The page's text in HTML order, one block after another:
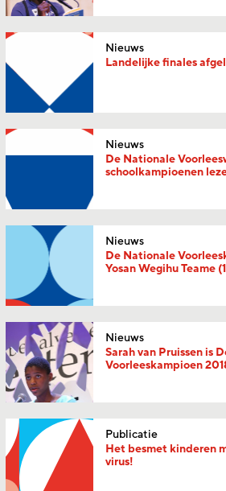
Nieuws
Landelijke finales
Nieuws
De Nationale
schoolkampioenen
Nieuws
De Nationale
Yosan Wegihu Teame
Nieuws
Sarah van Pruissen is
Voorleeskampioen
Publicatie
Het besmet kinderen
virus!